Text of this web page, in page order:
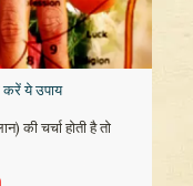
करें ये उपाय
की चर्चा होती है तो